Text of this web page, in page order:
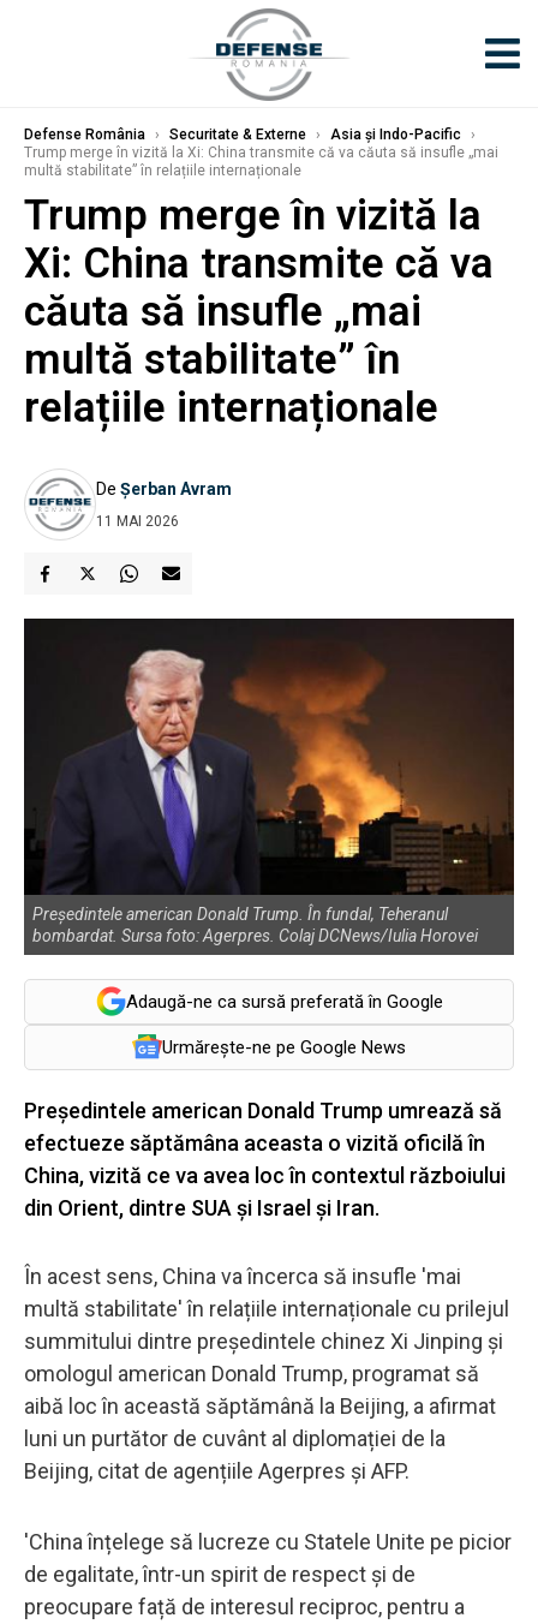
Defense România › Securitate & Externe › Asia și Indo-Pacific
›
Trump merge în vizită la Xi: China transmite că va căuta să insufle „mai
multă stabilitate” în relațiile internaționale
Trump merge în vizită la
Xi: China transmite că va
căuta să insufle „mai
multă stabilitate” în
relațiile internaționale
De Șerban Avram
11 MAI 2026
Președintele american Donald Trump. În fundal, Teheranul
bombardat. Sursa foto: Agerpres. Colaj DCNews/Iulia Horovei
Adaugă-ne ca sursă preferată în Google
Urmărește-ne pe Google News
Președintele american Donald Trump umrează să
efectueze săptămâna aceasta o vizită oficilă în
China, vizită ce va avea loc în contextul războiului
din Orient, dintre SUA și Israel și Iran.
În acest sens, China va încerca să insufle 'mai
multă stabilitate' în relațiile internaționale cu prilejul
summitului dintre președintele chinez Xi Jinping și
omologul american Donald Trump, programat să
aibă loc în această săptămână la Beijing, a afirmat
luni un purtător de cuvânt al diplomației de la
Beijing, citat de agențiile Agerpres și AFP.
'China înțelege să lucreze cu Statele Unite pe picior
de egalitate, într-un spirit de respect și de
preocupare față de interesul reciproc, pentru a